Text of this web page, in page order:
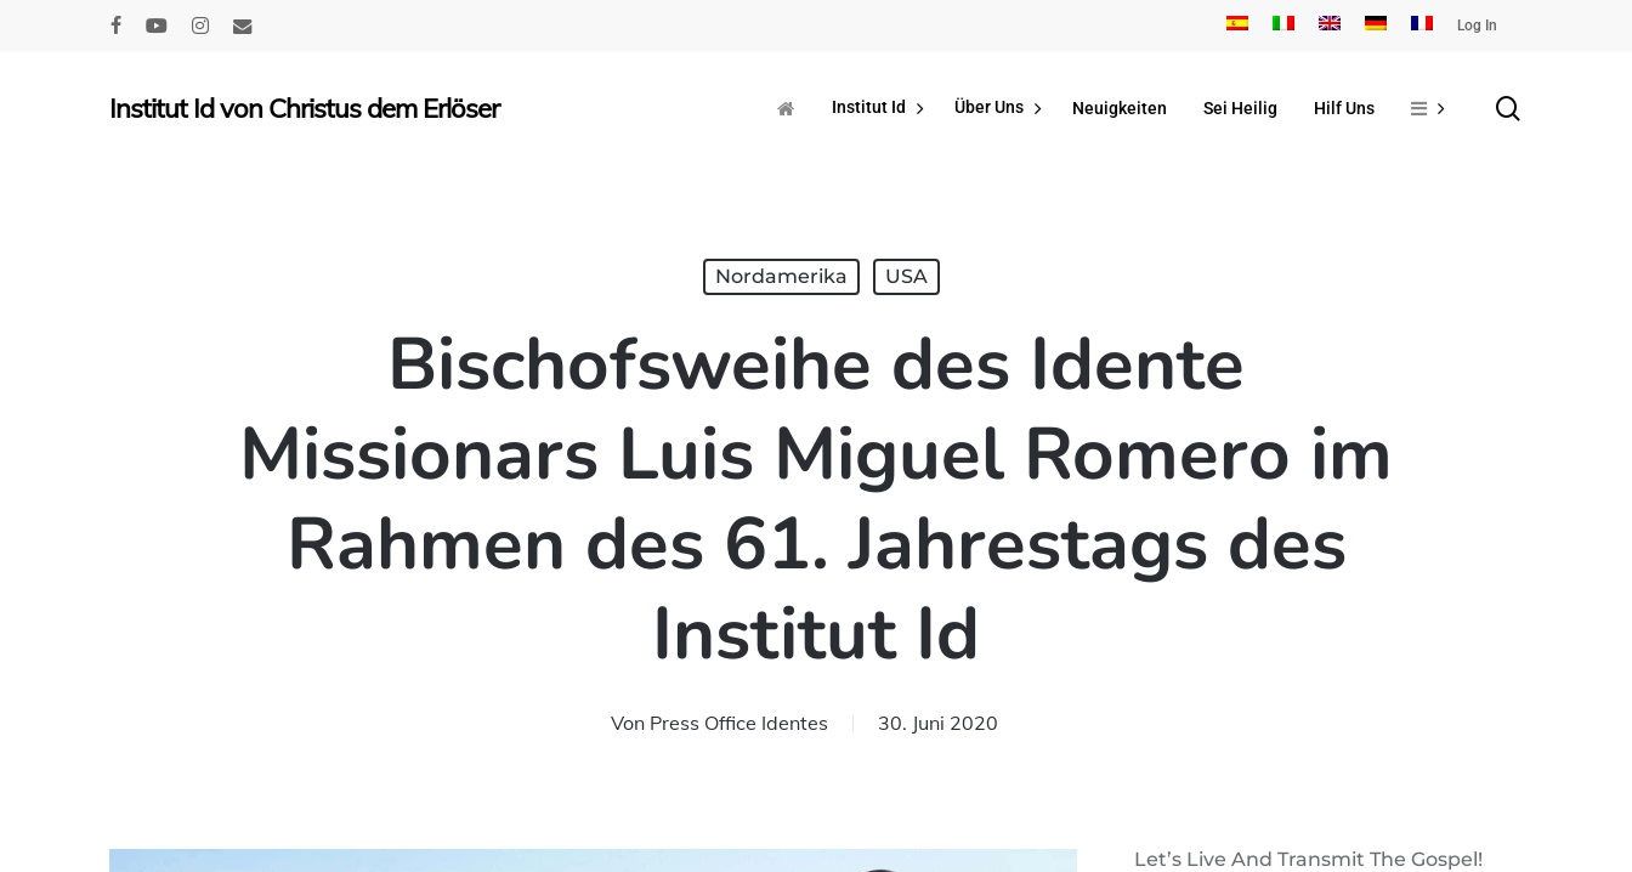
Log In
Institut Id von Christus dem Erlöser Institut Id Über Uns Neuigkeiten Sei Heilig Hilf Uns
Nordamerika USA
Bischofsweihe des Idente
Missionars Luis Miguel Romero im
Rahmen des 61. Jahrestags des
Institut Id
Von Press Office Identes 30. Juni 2020
Let’s Live And Transmit The Gospel!